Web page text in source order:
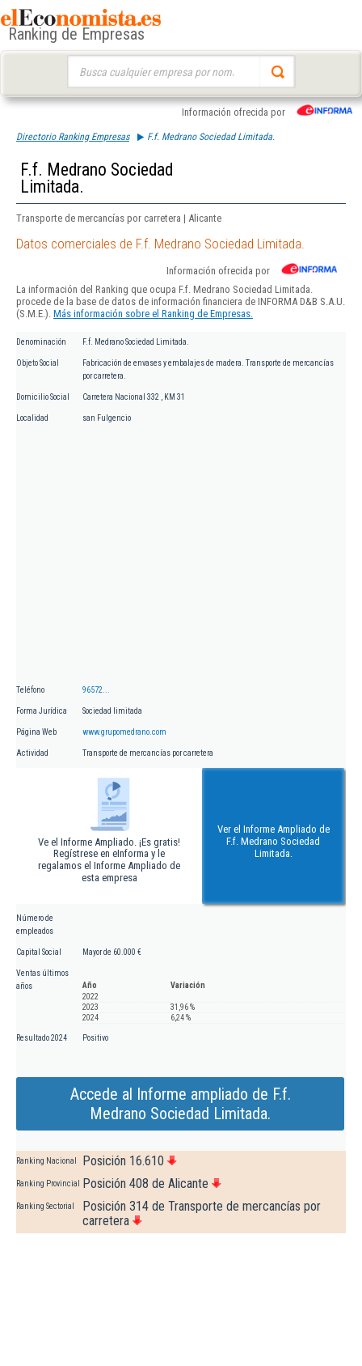
Ranking de Empresas
Información ofrecida por
Directorio Ranking Empresas F.f. Medrano Sociedad Limitada.
F.f. Medrano Sociedad
Limitada.
Transporte de mercancías por carretera | Alicante
Datos comerciales de F.f. Medrano Sociedad Limitada.
Información ofrecida por
La información del Ranking que ocupa F.f. Medrano Sociedad Limitada.
procede de la base de datos de información financiera de INFORMA D&B S.A.U.
(S.M.E.). Más información sobre el Ranking de Empresas.
Denominación F.f. Medrano Sociedad Limitada.
Objeto Social
Fabricación de envases y embalajes de madera. Transporte de mercancías
por carretera.
Domicilio Social Carretera Nacional 332 , KM 31
Localidad san Fulgencio
Teléfono 96572...
Forma Jurídica Sociedad limitada
Página Web www.grupomedrano.com
Actividad Transporte de mercancías por carretera
Ve el Informe Ampliado. ¡Es gratis!
Regístrese en eInforma y le
regalamos el Informe Ampliado de
esta empresa
Ver el Informe Ampliado de
F.f. Medrano Sociedad
Limitada.
Número de
empleados
Capital Social Mayor de 60.000 €
Ventas últimos
años
Año
Variación
2022
2023
31,96 %
2024
6,24 %
Resultado 2024 Positivo
Accede al Informe ampliado de F.f.
Medrano Sociedad Limitada.
Ranking Nacional Posición 16.610
Ranking Provincial Posición 408 de Alicante
Ranking Sectorial
Posición 314 de Transporte de mercancías por
carretera